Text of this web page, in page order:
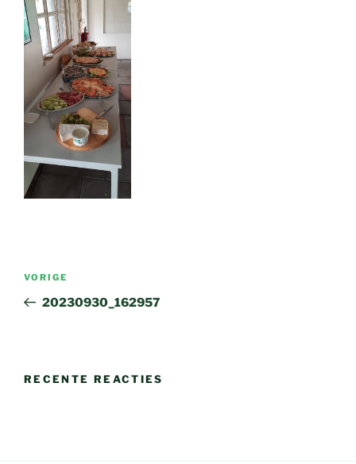
Bericht
Vorig
bericht
VORIGE
20230930_162957
RECENTE REACTIES